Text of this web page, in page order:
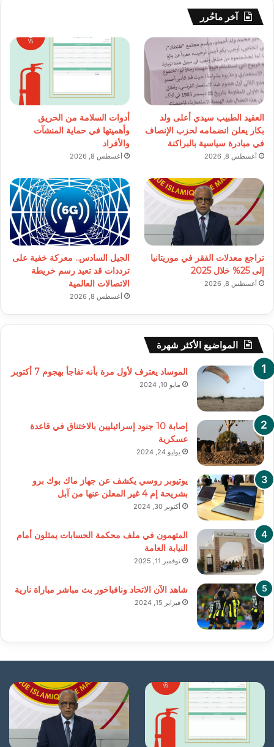
آخر ماحُرر
العقيد الطبيب سيدي أعلى ولد
بكار يعلن انضمامه لحزب الإنصاف
في مبادرة سياسية بالبراكنة
أغسطس 8, 2026
أدوات السلامة من الحريق
وأهميتها في حماية المنشآت
والأفراد
أغسطس 8, 2026
تراجع معدلات الفقر في موريتانيا
إلى 25% خلال 2025
أغسطس 8, 2026
الجيل السادس.. معركة خفية على
ترددات قد تعيد رسم خريطة
الاتصالات العالمية
أغسطس 8, 2026
المواضيع الأكثر شهرة
الموساد يعترف لأول مرة بأنه تفاجأ بهجوم 7 أكتوبر
مايو 10, 2024
إصابة 10 جنود إسرائيليين بالاختناق في قاعدة
عسكرية
يوليو 24, 2024
يوتيوبر روسي يكشف عن جهاز ماك بوك برو
بشريحة إم 4 غير المعلن عنها من آبل
أكتوبر 30, 2024
المتهمون في ملف محكمة الحسابات يمثلون أمام
النيابة العامة
نوفمبر 11, 2025
شاهد الآن الاتحاد ونافباخور بث مباشر مباراة نارية
فبراير 15, 2024